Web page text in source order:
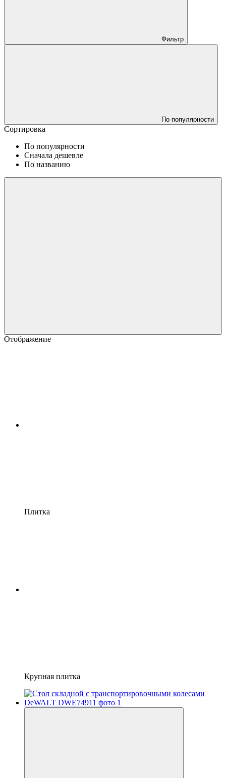
Фильтр
По популярности
Сортировка
По популярности
Сначала дешевле
По названию
Отображение
Плитка
Крупная плитка